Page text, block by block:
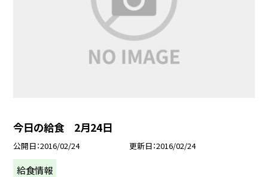
今日の給食 2月24日
公開日 2016/02/24 更新日 2016/02/24
給食情報